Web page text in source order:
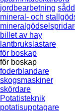
jordbearbetning
mineral- och
billet av hay
lantbrukslastare
för boskap
för boskap
foderblandare
skogsmaskiner
skördare
Potatisteknik
potatisupptagare